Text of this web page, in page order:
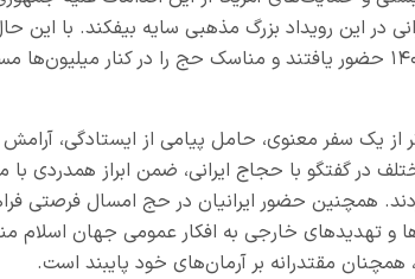
در این رویداد بزرگ مذهبی سایه بیفکند. با این
معظم رهبری، کاروان‌های ایرانی در حج ۱۴۰۵ حضور یافتند و مناسک حج را در
از یک سفر معنوی، حامل پیامی از ایستادگی،
در گفتگو با حجاج ایرانی، ضمن ابراز همدردی با
همچنین حضور ایرانیان در حج امسال فرصتی
و تهدیدهای خارجی به افکار عمومی جهان اسلام
مقتدرانه بر آرمان‌های خود پایبند است.